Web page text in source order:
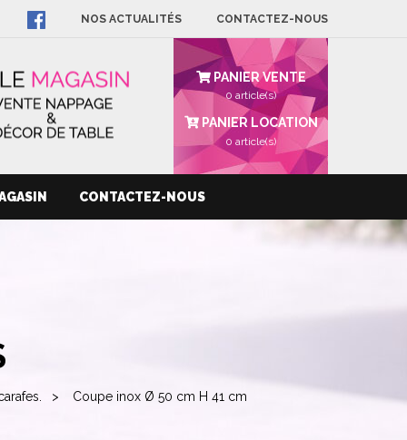
NOS ACTUALITÉS CONTACTEZ-NOUS
PANIER VENTE
0 article(s)
PANIER LOCATION
0 article(s)
CONTACTEZ-NOUS
Coupe inox Ø 50 cm H 41 cm